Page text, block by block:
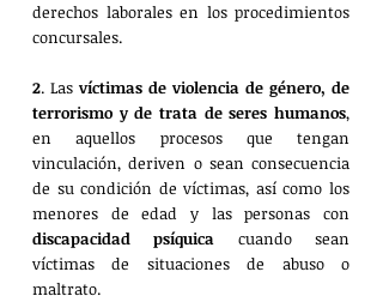
derechos laborales en los procedimientos
concursales.
2. Las víctimas de violencia de género, de
terrorismo y de trata de seres humanos,
en aquellos procesos que tengan
vinculación, deriven o sean consecuencia
de su condición de víctimas, así como los
discapacidad psíquica cuando sean
víctimas de situaciones de abuso o
maltrato.